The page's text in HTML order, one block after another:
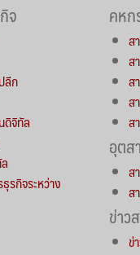
จ
ลีก
ดิจิทัล
รกิจระหว่าง
คหก
ส
ส
ส
ส
ส
อุตส
ส
ส
ข่าว
ข่